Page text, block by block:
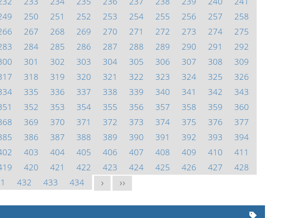
250 251 252 253 254 255 256 257
258
267 268 269 270 271 272 273 274
275
284 285 286 287 288 289 290 291
292
301 302 303 304 305 306 307 308
309
318 319 320 321 322 323 324 325
326
335 336 337 338 339 340 341 342
343
352 353 354 355 356 357 358 359
360
369 370 371 372 373 374 375 376
377
386 387 388 389 390 391 392 393
394
403 404 405 406 407 408 409 410
411
420 421 422 423 424 425 426 427
428
432 433 434 > >>